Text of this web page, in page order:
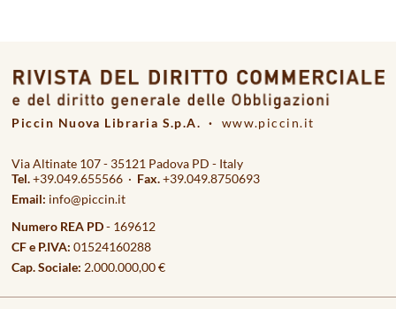
Piccin Nuova Libraria S.p.A. · www.piccin.it
Via Altinate 107 - 35121 Padova PD - Italy
Tel.+39.049.655566 · Fax.+39.049.8750693
Email: info@piccin.it
Numero REA PD- 169612
CF e P.IVA: 01524160288
Cap. Sociale: 2.000.000,00 €